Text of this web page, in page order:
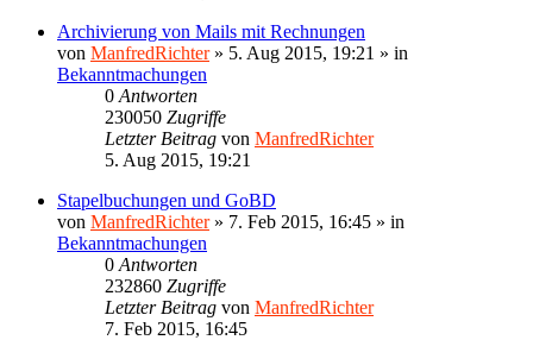
Archivierung von Mails mit Rechnungen
von ManfredRichter» 5. Aug 2015, 19:21 » in
Bekanntmachungen
0 Antworten
230050 Zugriffe
Letzter Beitrag von ManfredRichter
5. Aug 2015, 19:21
Stapelbuchungen und GoBD
von ManfredRichter» 7. Feb 2015, 16:45 » in
Bekanntmachungen
0 Antworten
232860 Zugriffe
Letzter Beitrag von ManfredRichter
7. Feb 2015, 16:45